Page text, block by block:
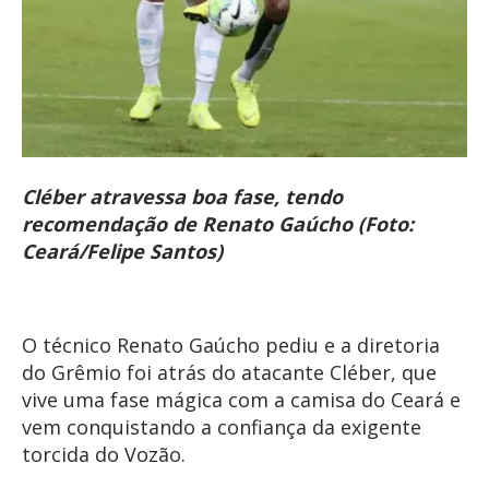
Cléber atravessa boa fase, tendo
recomendação de Renato Gaúcho (Foto:
Ceará/Felipe Santos)
O técnico Renato Gaúcho pediu e a diretoria
do Grêmio foi atrás do atacante Cléber, que
vive uma fase mágica com a camisa do Ceará e
vem conquistando a confiança da exigente
torcida do Vozão.